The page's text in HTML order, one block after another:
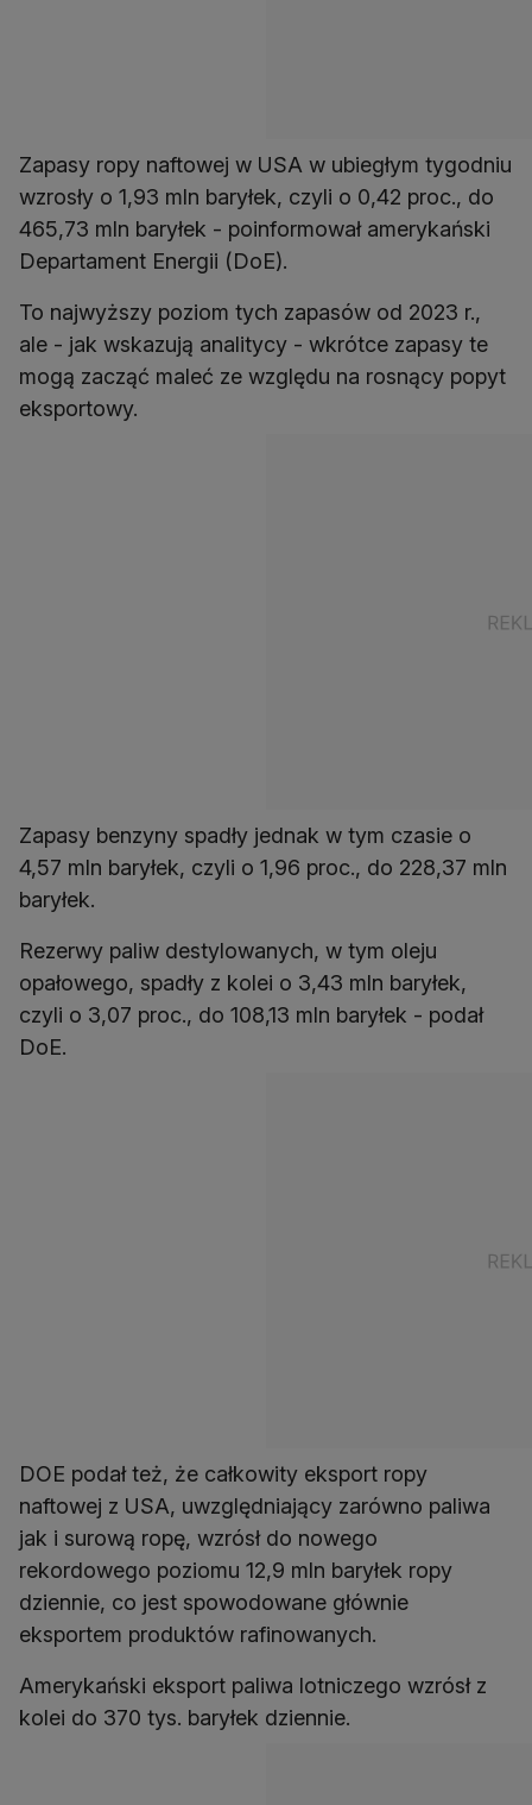
Zapasy ropy naftowej w USA w ubiegłym tygodniu
wzrosły o 1,93 mln baryłek, czyli o 0,42 proc., do
465,73 mln baryłek - poinformował amerykański
Departament Energii (DoE).
To najwyższy poziom tych zapasów od 2023 r.,
ale - jak wskazują analitycy - wkrótce zapasy te
mogą zacząć maleć ze względu na rosnący popyt
eksportowy.
Zapasy benzyny spadły jednak w tym czasie o
4,57 mln baryłek, czyli o 1,96 proc., do 228,37 mln
baryłek.
Rezerwy paliw destylowanych, w tym oleju
opałowego, spadły z kolei o 3,43 mln baryłek,
czyli o 3,07 proc., do 108,13 mln baryłek - podał
DoE.
DOE podał też, że całkowity eksport ropy
naftowej z USA, uwzględniający zarówno paliwa
jak i surową ropę, wzrósł do nowego
rekordowego poziomu 12,9 mln baryłek ropy
dziennie, co jest spowodowane głównie
eksportem produktów rafinowanych.
Amerykański eksport paliwa lotniczego wzrósł z
kolei do 370 tys. baryłek dziennie.